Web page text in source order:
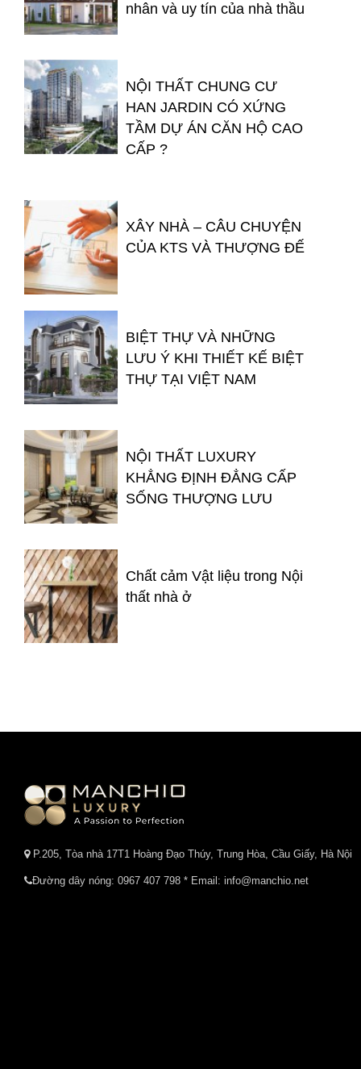
nhân và uy tín của nhà thầu
NỘI THẤT CHUNG CƯ
HAN JARDIN CÓ XỨNG
TẦM DỰ ÁN CĂN HỘ CAO
CẤP ?
XÂY NHÀ – CÂU CHUYỆN
CỦA KTS VÀ THƯỢNG ĐẾ
BIỆT THỰ VÀ NHỮNG
LƯU Ý KHI THIẾT KẾ BIỆT
THỰ TẠI VIỆT NAM
NỘI THẤT LUXURY
KHẲNG ĐỊNH ĐẲNG CẤP
SỐNG THƯỢNG LƯU
Chất cảm Vật liệu trong Nội
thất nhà ở
P.205, Tòa nhà 17T1 Hoàng Đạo Thúy, Trung Hòa, Cầu Giấy, Hà Nội
Đường dây nóng: 0967 407 798 * Email: info@manchio.net